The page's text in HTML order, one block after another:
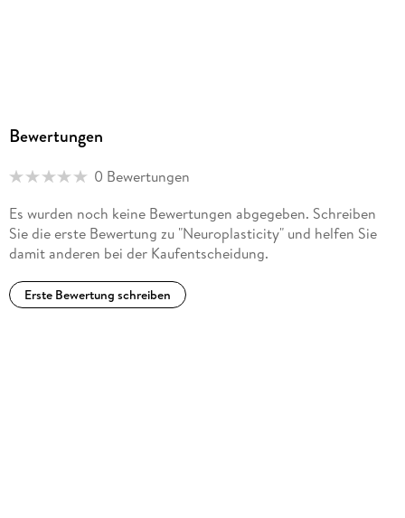
Bewertungen
0 Bewertungen
Es wurden noch keine Bewertungen abgegeben. Schreiben
Sie die erste Bewertung zu "Neuroplasticity" und helfen Sie
damit anderen bei der Kaufentscheidung.
Erste Bewertung schreiben